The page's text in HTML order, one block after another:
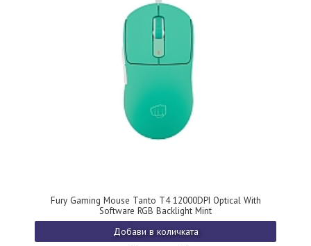
Fury Gaming Mouse Tanto T4 12000DPI Optical With
Software RGB Backlight Mint
Добави в количката